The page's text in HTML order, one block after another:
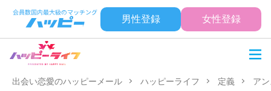
男性登録 女性登録
出会い恋愛のハッピーメール ハッピーライフ 定義 ア